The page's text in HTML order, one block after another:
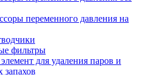
переменного давления на
фильтры
для удаления паров и
запахов